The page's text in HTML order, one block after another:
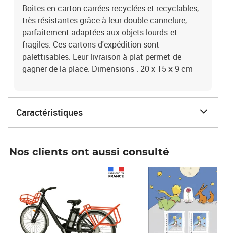
Boites en carton carrées recyclées et recyclables,
très résistantes grâce à leur double cannelure,
parfaitement adaptées aux objets lourds et
fragiles. Ces cartons d'expédition sont
palettisables. Leur livraison à plat permet de
gagner de la place. Dimensions : 20 x 15 x 9 cm
Caractéristiques
Nos clients ont aussi consulté
Prix 7,50€